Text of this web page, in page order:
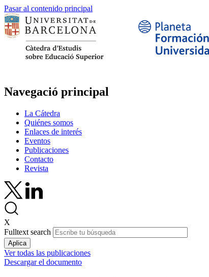
Pasar al contenido principal
Navegació principal
La Cátedra
Quiénes somos
Enlaces de interés
Eventos
Publicaciones
Contacto
Revista
X
Fulltext search
Ver todas las publicaciones
Descargar el documento